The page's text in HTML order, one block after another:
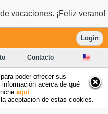
vacaciones. ¡Feliz verano!
Login
Contacto
poder ofrecer sus
acerca de qué
aquí
aceptación de estas cookies.